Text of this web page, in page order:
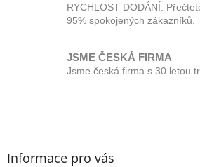
RYCHLOST DODÁNÍ.
95% spokojených zákazníků.
JSME ČESKÁ FIRMA
Jsme česká firma s 30 letou
Z
Informace pro vás